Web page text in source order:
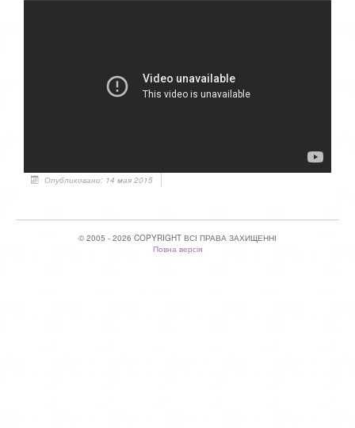
Опубликовано: 14 мая 2015
© 2005 - 2026 COPYRIGHT ВСІ ПРАВА ЗАХИЩЕННІ
Повна версія